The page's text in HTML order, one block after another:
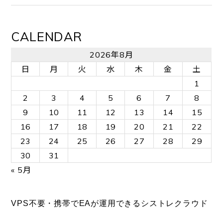
CALENDAR
2026年8月
日
月 火 水 木 金
土
1
2
3 4 5 6 7
8
9
10 11 12 13 14
15
16
17 18 19 20 21
22
23
24 25 26 27 28
29
30
31
« 5月
VPS不要・携帯でEAが運用できるシストレクラウド